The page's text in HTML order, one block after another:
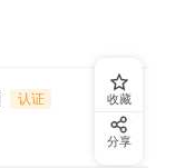
认证 收藏
分享